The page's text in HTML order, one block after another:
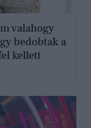
valahogy
bedobtak a
kellett